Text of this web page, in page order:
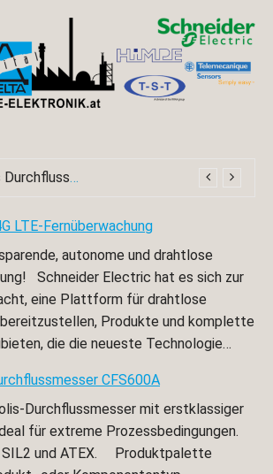
Der Coriolis Durchflussmesser CFS600A
LTE-Fernüberwachung
autonome und drahtlose
Schneider Electric hat es sich zur
eine Plattform für drahtlose
Produkte und komplette
die die neueste Technologie…
CFS600A
Durchflussmesser mit erstklassiger
für extreme Prozessbedingungen.
SIL2 und ATEX. Produktpalette